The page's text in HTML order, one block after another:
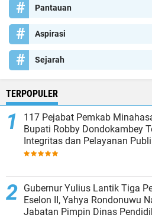
Pantauan
Aspirasi
Sejarah
TERPOPULER
117 Pejabat Pemkab
Bupati Robby Dondokambey
Integritas dan Pelayanan
Gubernur Yulius Lantik Tiga
Eselon II, Yahya Rondonuwu
Jabatan Pimpin Dinas